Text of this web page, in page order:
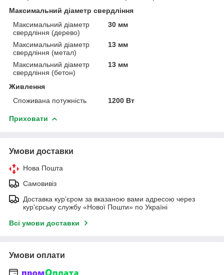
Максимальний діаметр свердління
Максимальний діаметр
свердління (дерево)
30 мм
Максимальний діаметр
свердління (метал)
13 мм
Максимальний діаметр
свердління (бетон)
13 мм
Живлення
Споживана потужність
1200 Вт
Приховати
Умови доставки
Нова Пошта
Самовивіз
Доставка кур'єром за вказаною вами адресою через
кур'єрську службу «Нової Пошти» по Україні
Всі умови доставки
Умови оплати